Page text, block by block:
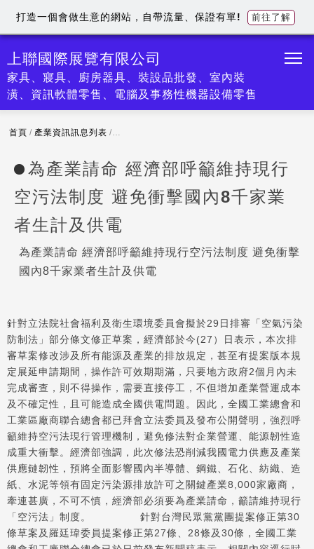
上聯國際展覽有限公司
家具、寢具、廚房器具、裝設品批發、室內裝
潢、資訊軟體零售、電腦及事務性機器設備零售
首頁 / 產業資訊訊息列表 / 為產業請命 經濟部呼籲維持現行空污法制度 避
為產業請命 經濟部呼籲維持現行
空污法制度 避免衝擊國內8千家業
者生計及供電
為產業請命 經濟部呼籲維持現行空污法制度 避免衝擊
國內8千家業者生計及供電
針對立法院社會福利及衛生環境委員會擬於29日排審「空氣污染
防制法」部分條文修正草案，經濟部於今(27）日表示，本次排
審草案修改涉及所有能源及產業的排放規定，甚至有提案版本規
定展延申請期間，操作許可效期期滿，只要地方政府2個月內未
完成審查，則不得操作，需要直接停工，不但增加產業營運成本
及不確定性，且可能造成全國供電問題。因此，全國工業總會和
工業區廠商聯合總會都已拜會立法委員及發布公開聲明，強烈呼
籲維持空污法現行管理機制，避免修法對企業營運、能源韌性造
成重大衝擊。經濟部強調，此次修法恐削減我國電力供應及產業
供應鏈韌性，預將全面影響國內半導體、鋼鐵、石化、紡織、造
紙、水泥等領有固定污染源排放許可之關鍵產業8,000家廠商，
牽連甚廣，不可不慎，經濟部必須要為產業請命，籲請維持現行
「空污法」制度。 針對台灣民眾黨黨團提案修正第30
條草案及羅廷瑋委員提案修正第27條、28條及30條，全國工業
打造一個會做生意的網站，自帶流量、保證有單! 前往了解